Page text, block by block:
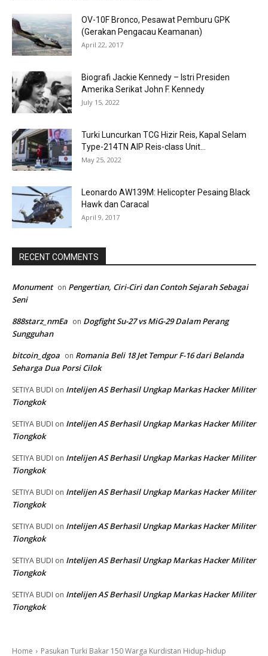
OV-10F Bronco, Pesawat Pemburu GPK
(Gerakan Pengacau Keamanan)
April 22, 2017
Biografi Jackie Kennedy – Istri Presiden
Amerika Serikat John F. Kennedy
July 15, 2022
Turki Luncurkan TCG Hizir Reis, Kapal Selam
Type-214TN AIP Reis-class Unit...
May 25, 2022
Leonardo AW139M: Helicopter Pesaing Black
Hawk dan Caracal
April 9, 2017
RECENT COMMENTS
Monument on Pengertian, Ciri-Ciri dan Contoh Sejarah Sebagai
Seni
888starz_nmEa on Dogfight Su-27 vs MiG-29 Dalam Perang
Sungguhan
bitcoin_dgoa on Romania Beli 18 Jet Tempur F-16 dari Belanda
Seharga Dua Porsi Cilok
SETIYA BUDI on Intelijen AS Berhasil Ungkap Markas Hacker Militer
Tiongkok
SETIYA BUDI on Intelijen AS Berhasil Ungkap Markas Hacker Militer
Tiongkok
SETIYA BUDI on Intelijen AS Berhasil Ungkap Markas Hacker Militer
Tiongkok
SETIYA BUDI on Intelijen AS Berhasil Ungkap Markas Hacker Militer
Tiongkok
SETIYA BUDI on Intelijen AS Berhasil Ungkap Markas Hacker Militer
Tiongkok
SETIYA BUDI on Intelijen AS Berhasil Ungkap Markas Hacker Militer
Tiongkok
SETIYA BUDI on Intelijen AS Berhasil Ungkap Markas Hacker Militer
Tiongkok